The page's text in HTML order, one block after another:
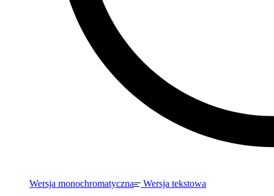
Wersja monochromatyczna Wersja tekstowa